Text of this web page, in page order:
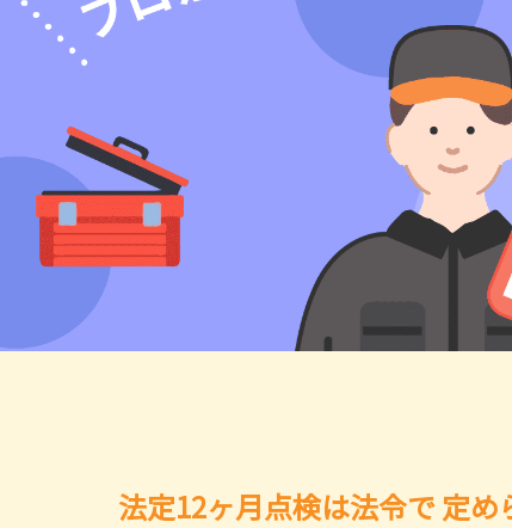
法定12ヶ月点検は法令で定め